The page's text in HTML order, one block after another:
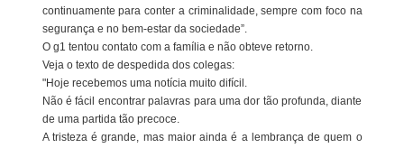
continuamente para conter a criminalidade, sempre com foco na
segurança e no bem-estar da sociedade”.
O g1 tentou contato com a família e não obteve retorno.
Veja o texto de despedida dos colegas:
"Hoje recebemos uma notícia muito difícil.
Não é fácil encontrar palavras para uma dor tão profunda, diante
de uma partida tão precoce.
A tristeza é grande, mas maior ainda é a lembrança de quem o